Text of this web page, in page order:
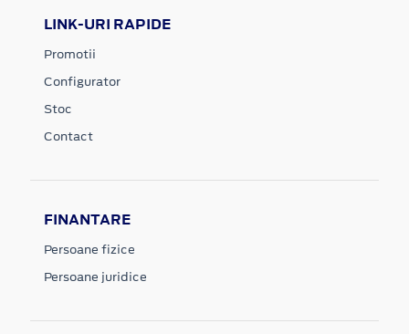
LINK-URI RAPIDE
Promotii
Configurator
Stoc
Contact
FINANTARE
Persoane fizice
Persoane juridice